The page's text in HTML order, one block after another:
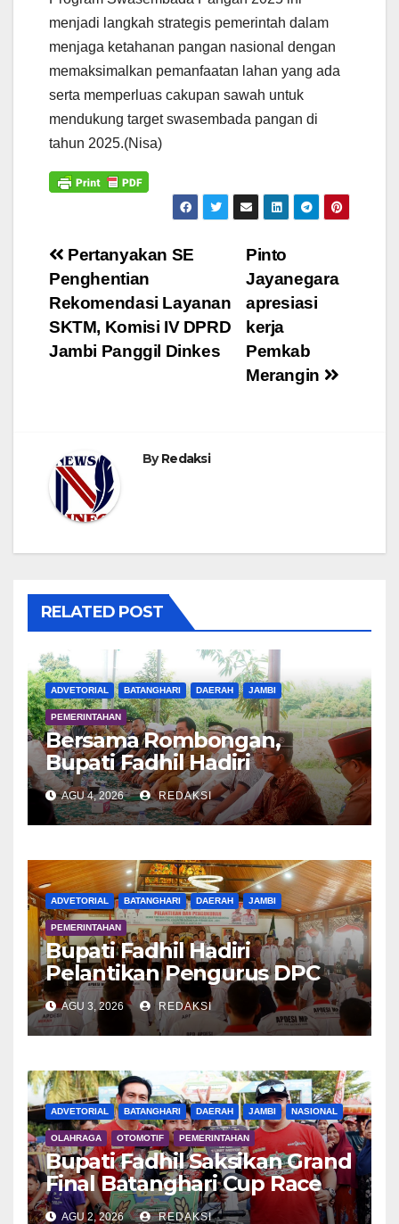
menjadi langkah strategis pemerintah dalam
menjaga ketahanan pangan nasional dengan
memaksimalkan pemanfaatan lahan yang ada
serta memperluas cakupan sawah untuk
mendukung target swasembada pangan di
tahun 2025.(Nisa)
Navigasi
pos
Pinto
Jayanegara
apresiasi
kerja
Pemkab
Merangin
Pertanyakan SE
Penghentian
Rekomendasi Layanan
SKTM, Komisi IV DPRD
Jambi Panggil Dinkes
ByRedaksi
RELATED POST
ADVETORIAL BATANGHARI DAERAH JAMBI
PEMERINTAHAN
Bersama Rombongan,
Bupati Fadhil Hadiri
Syukuran Tanam Padi di
Terusan
AGU 4, 2026 REDAKSI
ADVETORIAL BATANGHARI DAERAH JAMBI
PEMERINTAHAN
Bupati Fadhil Hadiri
Pelantikan Pengurus DPC
APDESI MP
AGU 3, 2026 REDAKSI
ADVETORIAL BATANGHARI DAERAH JAMBI NASIONAL
OLAHRAGA OTOMOTIF PEMERINTAHAN
Bupati Fadhil Saksikan Grand
Final Batanghari Cup Race
2026
AGU 2, 2026 REDAKSI